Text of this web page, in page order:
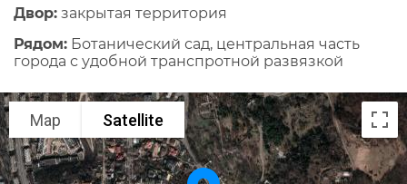
Двор: закрытая территория
Рядом: Ботанический сад, центральная часть
города с удобной транспротной развязкой
Map Satellite